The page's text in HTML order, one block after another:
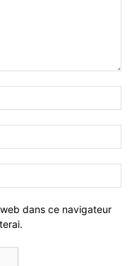
dans ce navigateur